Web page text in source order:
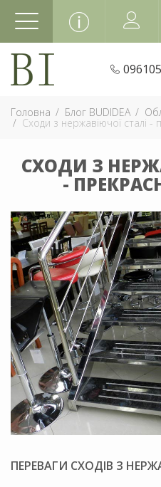
Головна Блог BUDIDEA
Сходи з нержавіючої сталі -
СХОДИ З
-
ПЕРЕВАГИ СХОДІВ З